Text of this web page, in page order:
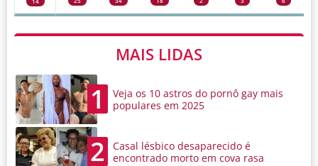
MAIS LIDAS
1
Veja os 10 astros do pornô gay mais
populares em 2025
2
Casal lésbico desaparecido é
encontrado morto em cova rasa